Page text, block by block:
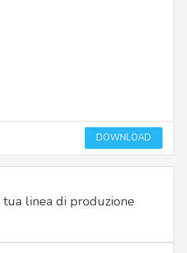
DOWNLOAD
linea di produzione